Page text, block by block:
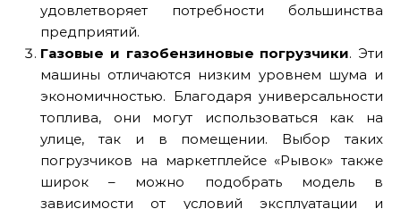
удовлетворяет потребности большинства
предприятий.
Газовые и газобензиновые погрузчики. Эти
машины отличаются низким уровнем шума и
экономичностью. Благодаря универсальности
топлива, они могут использоваться как на
улице, так и в помещении. Выбор таких
погрузчиков на маркетплейсе «Рывок» также
широк – можно подобрать модель в
зависимости от условий эксплуатации и